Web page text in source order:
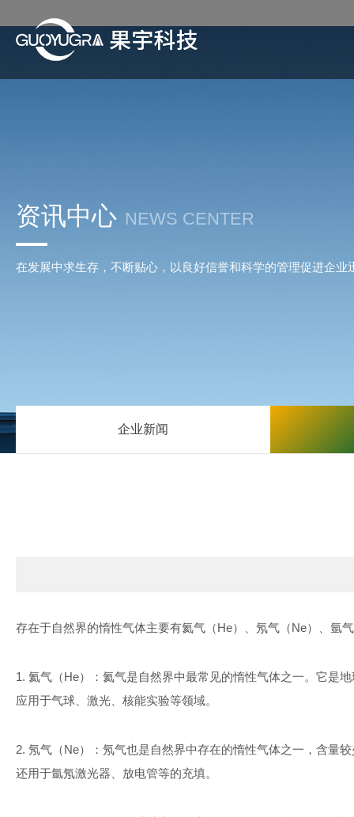
资讯中心 NEWS CENTER
在发展中求生存，不断贴心，以良好信誉和科学的管理促进企业
企业新闻
存在于自然界的惰性气体主要有氦气（He）、氖气（Ne）、氩
1. 氦气（He）：氦气是自然界中最常见的惰性气体之一。它是
应用于气球、激光、核能实验等领域。
2. 氖气（Ne）：氖气也是自然界中存在的惰性气体之一，含量
还用于氩氖激光器、放电管等的充填。